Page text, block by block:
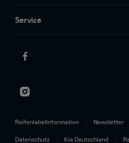
Service
Reifenlabelinformation Newsletter
Datenschutz Kia Deutschland